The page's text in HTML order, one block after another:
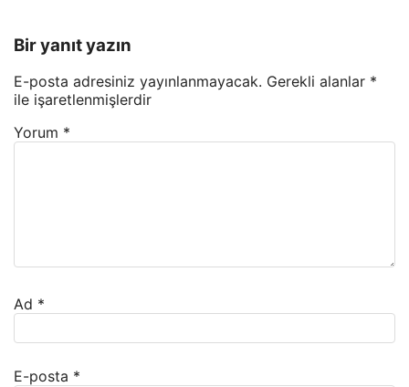
Bir yanıt yazın
E-posta adresiniz yayınlanmayacak. Gerekli alanlar *
ile işaretlenmişlerdir
Yorum *
Ad *
E-posta *